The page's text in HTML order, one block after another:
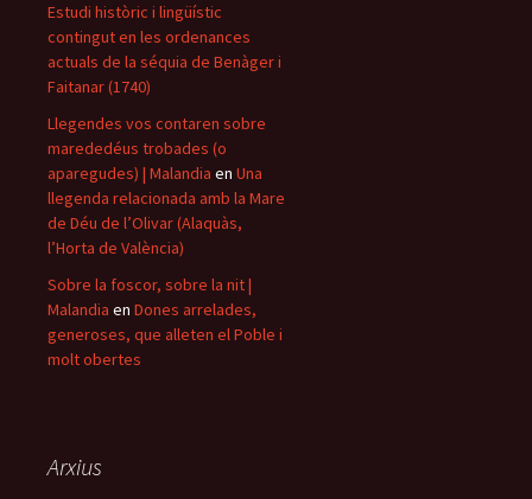
Estudi històric i lingüístic
contingut en les ordenances
actuals de la séquia de Benàger i
Faitanar (1740)
Llegendes vos contaren sobre
marededéus trobades (o
aparegudes) | Malandia en Una
llegenda relacionada amb la Mare
de Déu de l’Olivar (Alaquàs,
l’Horta de València)
Sobre la foscor, sobre la nit |
Malandia en Dones arrelades,
generoses, que alleten el Poble i
molt obertes
Arxius